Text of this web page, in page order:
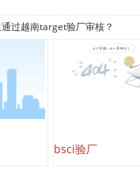
过越南target验厂审核？
bsci验厂